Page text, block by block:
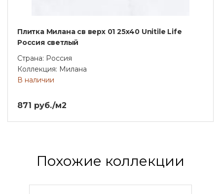
Плитка Милана св верх 01 25х40 Unitile Life
Россия светлый
Страна: Россия
Коллекция: Милана
В наличии
871 руб./м2
Похожие коллекции